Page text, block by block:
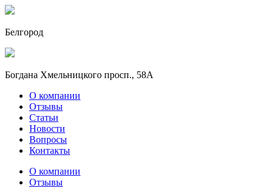
Белгород
Богдана Хмельницкого просп., 58А
О компании
Отзывы
Статьи
Новости
Вопросы
Контакты
О компании
Отзывы